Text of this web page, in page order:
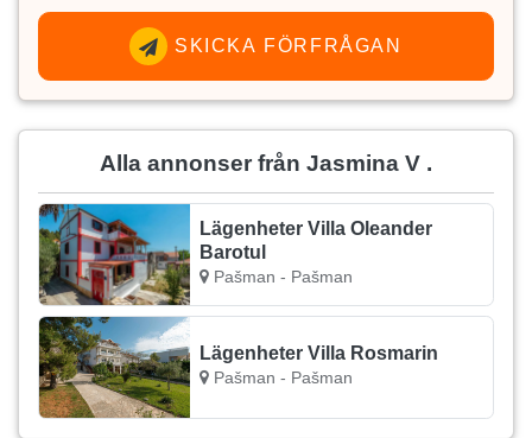
SKICKA FÖRFRÅGAN
Alla annonser från Jasmina V .
Lägenheter Villa Oleander
Barotul
Pašman - Pašman
Lägenheter Villa Rosmarin
Pašman - Pašman